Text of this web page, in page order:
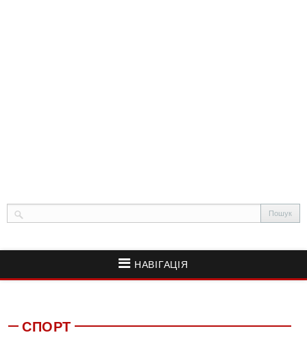
НАВІГАЦІЯ
СПОРТ